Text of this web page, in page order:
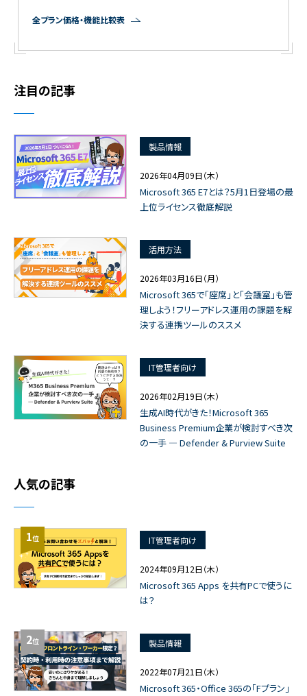
全プラン価格・機能比較表
注目の記事
製品情報
2026年04月09日（木）
Microsoft 365 E7とは？5月1日登場の最
上位ライセンス徹底解説
活用方法
2026年03月16日（月）
Microsoft 365で「座席」と「会議室」も管
理しよう！フリーアドレス運用の課題を解
決する連携ツールのススメ
IT管理者向け
2026年02月19日（木）
生成AI時代がきた！Microsoft 365
Business Premium企業が検討すべき次
の一手 ― Defender & Purview Suite
人気の記事
1位 IT管理者向け
2024年09月12日（木）
Microsoft 365 Apps を共有PCで使うに
は？
2位 製品情報
2022年07月21日（木）
Microsoft 365・Office 365の「Fプラン」